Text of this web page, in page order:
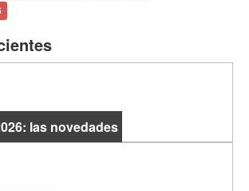
las novedades